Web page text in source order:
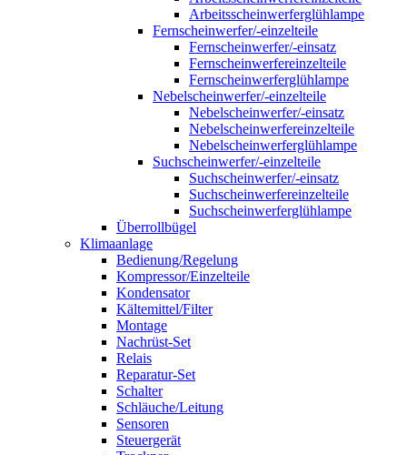
Arbeitsscheinwerferglühlampe
Fernscheinwerfer/-einzelteile
Fernscheinwerfer/-einsatz
Fernscheinwerfereinzelteile
Fernscheinwerferglühlampe
Nebelscheinwerfer/-einzelteile
Nebelscheinwerfer/-einsatz
Nebelscheinwerfereinzelteile
Nebelscheinwerferglühlampe
Suchscheinwerfer/-einzelteile
Suchscheinwerfer/-einsatz
Suchscheinwerfereinzelteile
Suchscheinwerferglühlampe
Überrollbügel
Klimaanlage
Bedienung/Regelung
Kompressor/Einzelteile
Kondensator
Kältemittel/Filter
Montage
Nachrüst-Set
Relais
Reparatur-Set
Schalter
Schläuche/Leitung
Sensoren
Steuergerät